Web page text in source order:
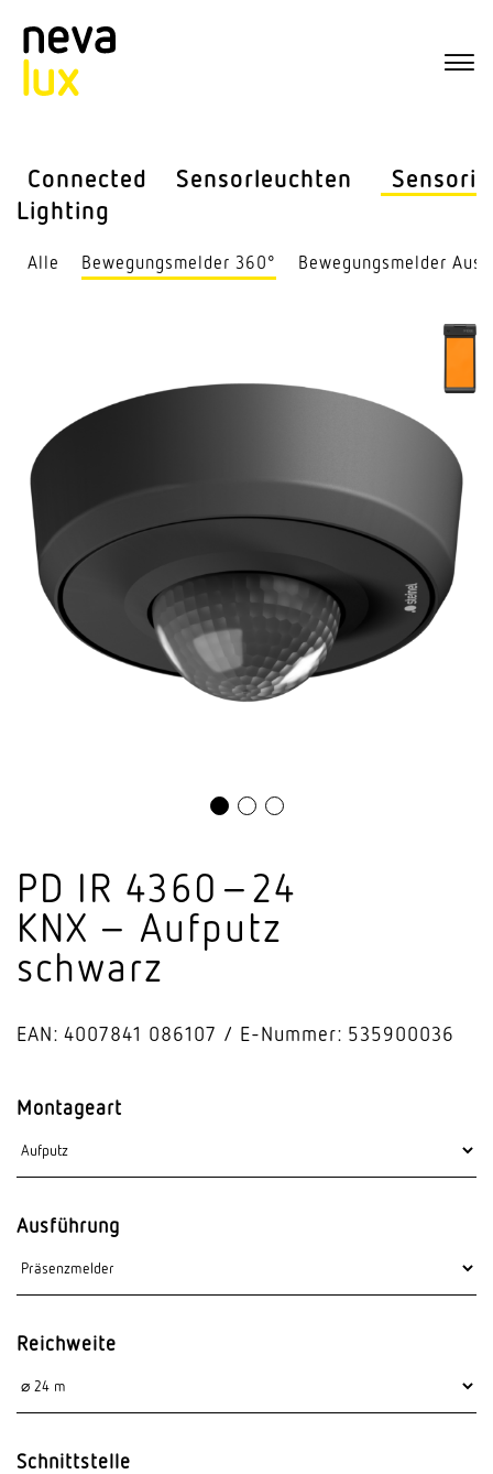
Connected
Lighting
Sensor­leuchten Sensorik
Alle Bewe­gungs­melder 360° Bewe­gungs­melder
PD IR 4360–24
KNX – Aufputz
schwarz
EAN: 4007841 086107 E-Nummer: 535900036
Montageart
Ausführung
Reichweite
Schnittstelle